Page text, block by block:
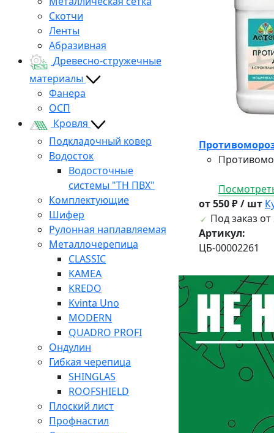
Скотчи
Ленты
Абразивная
Древесно-стружечные
материалы
Фанера
ОСП
Кровля
Подкладочный ковер
Водосток
Водосточные
системы "ТН ПВХ"
Комплектующие
Шифер
Рулонная наплавляемая
Металлочерепица
CLASSIC
KAMEA
KREDO
Kvinta Uno
MODERN
QUADRO PROFI
Ондулин
Гибкая черепица
SHINGLAS
ROOFSHIELD
Плоский лист
Профнастил
от 550 ₽ / шт
Под заказ от
Артикул:
ЦБ-00002261